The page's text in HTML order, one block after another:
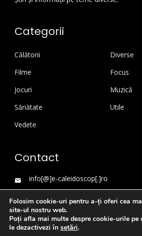
Categorii
Călătorii
Diverse
Filme
Focus
Jocuri
Muzică
Sănătate
Utile
Vedete
Contact
info[@]e-caleidoscop[.]ro
Folosim cookie-uri pentru a-ți oferi cea
site-ul nostru web.
Poți afla mai multe despre cookie-urile pe
le dezactivezi în setări.